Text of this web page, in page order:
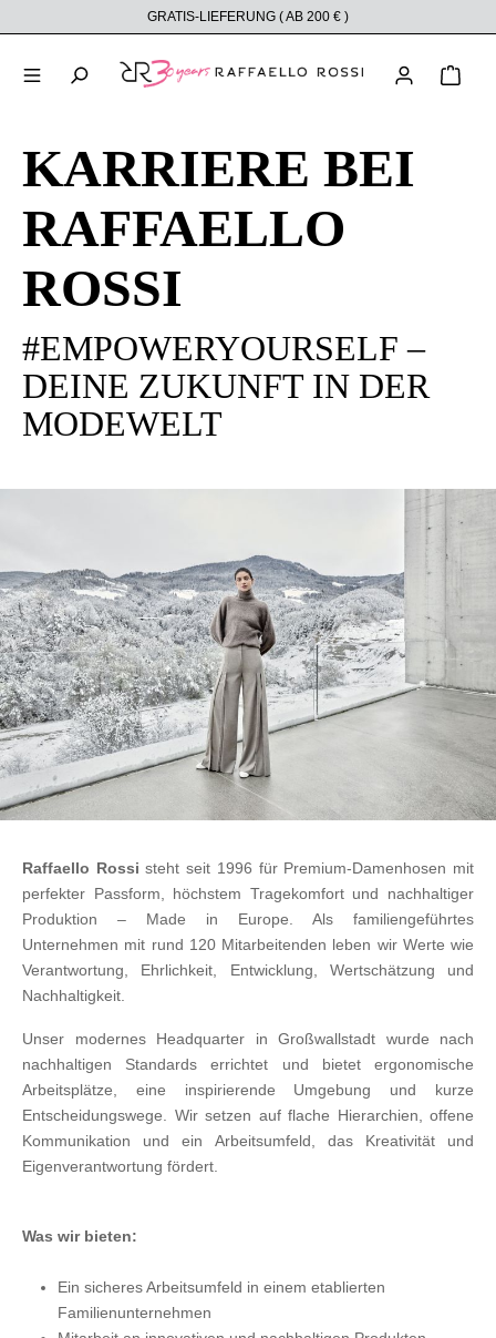
GRATIS-LIEFERUNG ( AB 200 € )
KARRIERE BEI
RAFFAELLO
ROSSI
#EMPOWERYOURSELF –
DEINE ZUKUNFT IN DER
MODEWELT
Raffaello Rossi steht seit 1996 für Premium-Damenhosen mit
perfekter Passform, höchstem Tragekomfort und nachhaltiger
Produktion – Made in Europe. Als familiengeführtes
Unternehmen mit rund 120 Mitarbeitenden leben wir Werte wie
Verantwortung, Ehrlichkeit, Entwicklung, Wertschätzung und
Nachhaltigkeit.
Unser modernes Headquarter in Großwallstadt wurde nach
nachhaltigen Standards errichtet und bietet ergonomische
Arbeitsplätze, eine inspirierende Umgebung und kurze
Entscheidungswege. Wir setzen auf flache Hierarchien, offene
Kommunikation und ein Arbeitsumfeld, das Kreativität und
Eigenverantwortung fördert.
Was wir bieten:
Ein sicheres Arbeitsumfeld in einem etablierten
Familienunternehmen